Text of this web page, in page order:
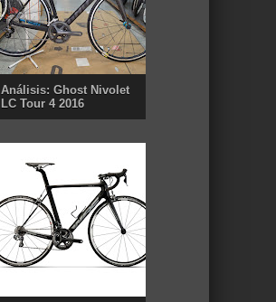
Análisis: Ghost Nivolet
LC Tour 4 2016